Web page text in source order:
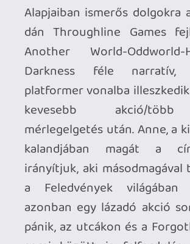
és annak hordozhatósága teszi ki a
környezeti fejtörők javát. A maradék
kihívás pedig ugrabugrálással lesz
megoldható. Sokan már előre
fanyalogtak a Forgotton Anne akár
apacukának is mondható irányításán.
véleményem szerint azonban ezzel
semmi baj nincs
, pont úgy működik a
platformjáték-mechanika, ahogy azt a
készítők megálmodták. Ha valaki játszott
a műfajban bármilyen korábbi címmel,
akkor az tudhatja, hogy még az eredeti
Prince of Persia-ból eredeztethető ez a
kissé szögletes irányítás. Viszont ha ez a
kép helyére kerül, onnantól minden
klikkel majd, a játék felére pedig baromi